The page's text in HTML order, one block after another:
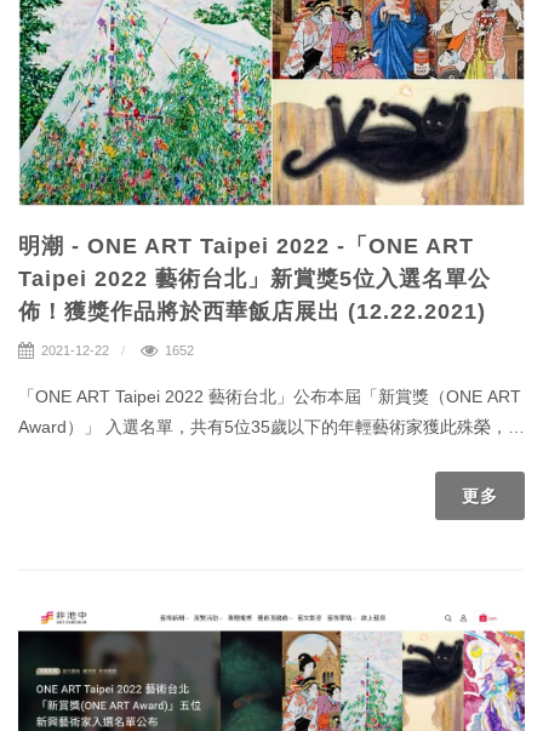
明潮 - ONE ART Taipei 2022 -「ONE ART
Taipei 2022 藝術台北」新賞獎5位入選名單公
佈！獲獎作品將於西華飯店展出 (12.22.2021)
2021-12-22 1652
「ONE ART Taipei 2022 藝術台北」公布本屆「新賞獎（ONE ART
Award）」 入選名單，共有5位35歲以下的年輕藝術家獲此殊榮，獲
審團也將挑選出3位藝術家優選作品於2022年1月14日開幕午宴上公
更多